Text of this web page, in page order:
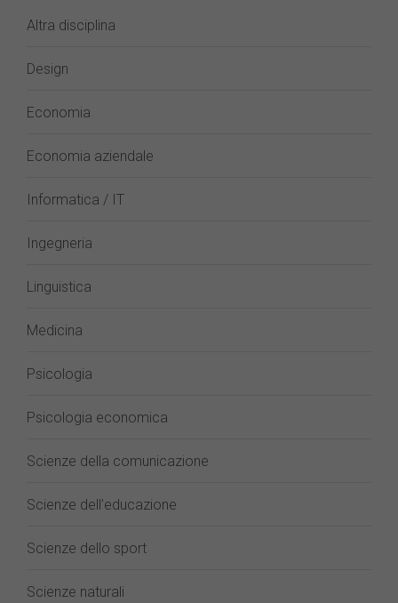
Altra disciplina
Design
Economia
Economia aziendale
Informatica / IT
Ingegneria
Linguistica
Medicina
Psicologia
Psicologia economica
Scienze della comunicazione
Scienze dell’educazione
Scienze dello sport
Scienze naturali